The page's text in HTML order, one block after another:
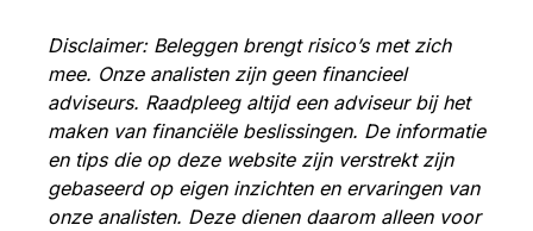
Disclaimer: Beleggen brengt risico’s met zich
mee. Onze analisten zijn geen financieel
adviseurs. Raadpleeg altijd een adviseur bij het
maken van financiële beslissingen. De informatie
en tips die op deze website zijn verstrekt zijn
gebaseerd op eigen inzichten en ervaringen van
onze analisten. Deze dienen daarom alleen voor